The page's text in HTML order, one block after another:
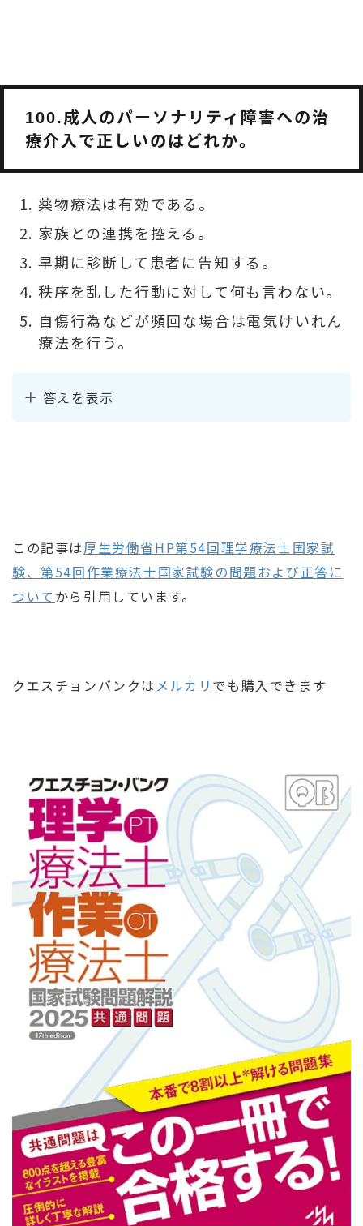
100.成人のパーソナリティ障害への治
療介入で正しいのはどれか。
薬物療法は有効である。
家族との連携を控える。
早期に診断して患者に告知する。
秩序を乱した行動に対して何も言わない。
自傷行為などが頻回な場合は電気けいれん
療法を行う。
答えを表示
この記事は厚生労働省HP第54回理学療法士国家試
験、第54回作業療法士国家試験の問題および正答に
ついて から引用しています。
クエスチョンバンクは メルカリ でも購入できます